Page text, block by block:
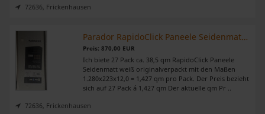
72636, Frickenhausen
Parador RapidoClick Paneele Seidenmatt weiß
Preis: 870,00 EUR
Ich biete 27 Pack ca. 38,5 qm RapidoClick Paneele
Seidenmatt weiß originalverpackt mit den Maßen
1.280x223x12,0 = 1,427 qm pro Pack. Der Preis bezieht
sich auf 27 Pack á 1,427 qm Der aktuelle qm Pr ..
72636, Frickenhausen